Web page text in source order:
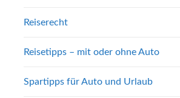
Reiserecht
Reisetipps – mit oder ohne Auto
Spartipps für Auto und Urlaub